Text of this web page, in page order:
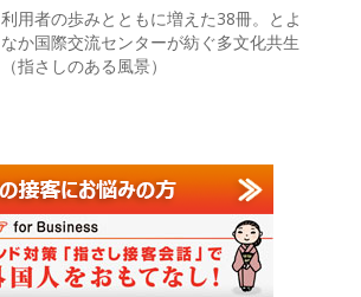
利用者の歩みとともに増えた38冊。とよ
なか国際交流センターが紡ぐ多文化共生
（指さしのある風景）